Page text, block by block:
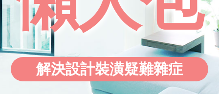
解決設計裝潢疑難雜症